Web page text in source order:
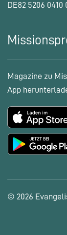
DE82 5206 0410
Magazine zu
App
© 2026